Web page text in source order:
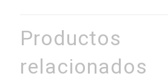
Productos
relacionados